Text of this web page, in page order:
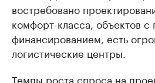
востребовано
комфорт-класса, объектов с
финансированием, есть
логистические центры.
Темпы роста спроса на